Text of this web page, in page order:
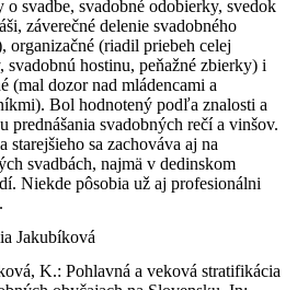
o svadbe, svadobné odobierky, svedok
záverečné delenie svadobného
organizačné (riadil priebeh celej
svadobnú hostinu, peňažné zbierky) i
(mal dozor nad mládencami a
Bol hodnotený podľa znalosti a
prednášania svadobných rečí a vinšov.
starejšieho sa zachováva aj na
svadbách, najmä v dedinskom
Niekde pôsobia už aj profesionálni
Jakubíková
K.: Pohlavná a veková stratifikácia